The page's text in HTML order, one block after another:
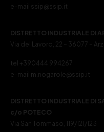
e-mail ssip@ssip.it
DISTRETTO INDUSTRIALE DI
Via del Lavoro, 22 – 36077 –
tel +390444 994267
e-mail m.nogarole@ssip.it
DISTRETTO INDUSTRIALE DI
c/o POTECO
Via San Tommaso, 119/121/123